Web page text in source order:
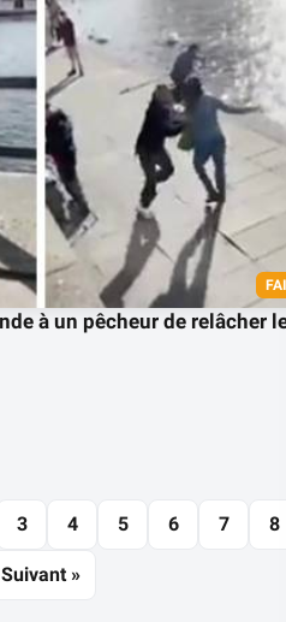
à un pêcheur de relâcher
3 4 5 6 7 8
Suivant »